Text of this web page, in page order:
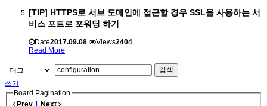
[TIP] HTTPS로 서브 도메인에 접근할 경우 SSL을 사용하는 서
비스 포트로 포워딩 하기
Date2017.09.08 Views2404
Read More
검색
쓰기
Board Pagination
Prev 1 Next